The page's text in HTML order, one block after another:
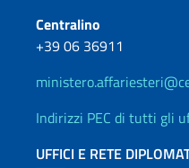
Centralino
+39 06 36911
Indirizzi PEC di tutti gli
UFFICI E RETE